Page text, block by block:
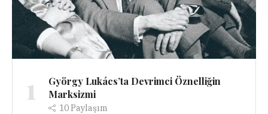
1
György Lukács’ta Devrimci Öznelliğin
Marksizmi
10Paylaşım